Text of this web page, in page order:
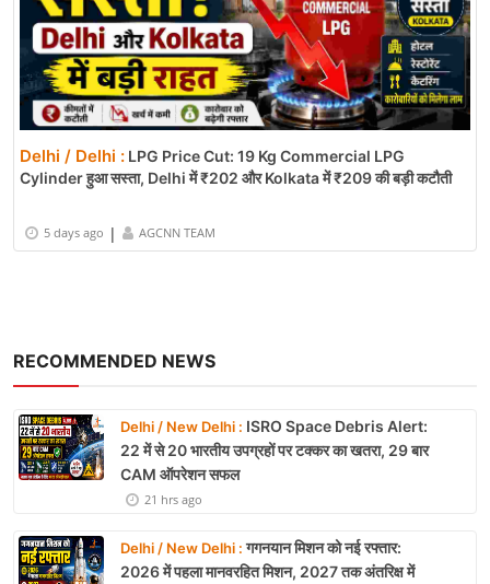
RECOMMENDED NEWS
Delhi / New Delhi : ISRO Space Debris Alert:
22 में से 20 भारतीय उपग्रहों पर टक्कर का खतरा, 29 बार
CAM ऑपरेशन सफल
21 hrs ago
Delhi / New Delhi :गगनयान मिशन को नई रफ्तार:
2026 में पहला मानवरहित मिशन, 2027 तक अंतरिक्ष में
Delhi / Delhi : LPG Price Cut: 19 Kg Commercial LPG
Cylinder हुआ सस्ता, Delhi में ₹202 और Kolkata में ₹209 की बड़ी कटौती
5 days ago | AGCNN TEAM